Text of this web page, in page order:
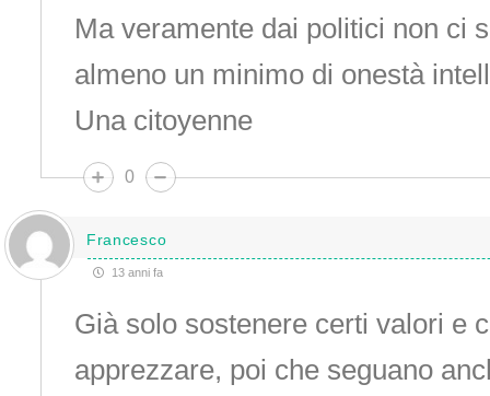
Ma veramente dai politici non ci
almeno un minimo di onestà
Una citoyenne
0
Francesco
13 anni fa
Già solo sostenere certi valori e
apprezzare, poi che seguano